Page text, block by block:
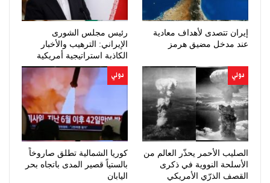
إيران تتصدى لأهداف معادية
عند مدخل مضيق هرمز
رئيس مجلس الشورى
الإيراني: الترهيب والأخبار
الكاذبة استراتيجية أمريكية
فاشلة
دولي
الصليب الأحمر يحذّر العالم من
الأسلحة النووية في ذكرى
القصف الذرّي الأمريكي
دولي
كوريا الشمالية تطلق صاروخاً
بالستياً قصير المدى باتجاه بحر
اليابان